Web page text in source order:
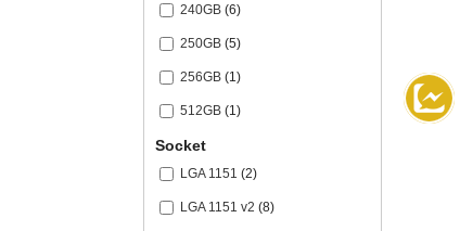
240GB (6)
250GB (5)
256GB (1)
512GB (1)
Socket
LGA 1151 (2)
LGA 1151 v2 (8)